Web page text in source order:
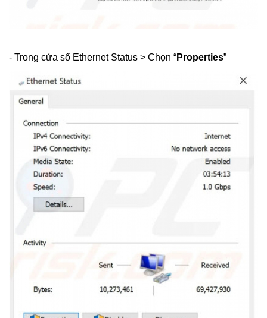
- Trong cửa sổ Ethernet Status > Chọn “Properties”